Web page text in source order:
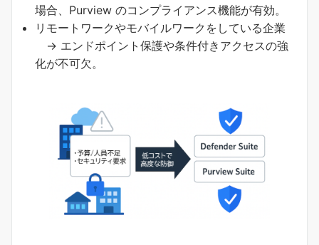
場合、Purview のコンプライアンス機能が有効。
リモートワークやモバイルワークをしている企業
→ エンドポイント保護や条件付きアクセスの強
化が不可欠。